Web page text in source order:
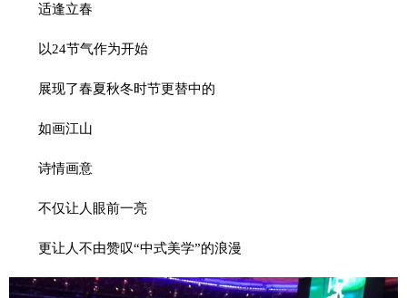
适逢立春
以24节气作为开始
展现了春夏秋冬时节更替中的
如画江山
诗情画意
不仅让人眼前一亮
更让人不由赞叹“中式美学”的浪漫